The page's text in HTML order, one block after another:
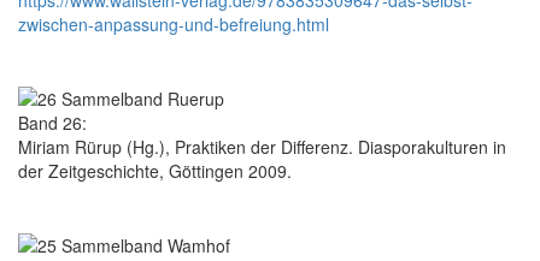
zwischen-anpassung-und-befreiung.html
Band 26:
Miriam Rürup (Hg.), Praktiken der Differenz. Diasporakulturen in
der Zeitgeschichte, Göttingen 2009.